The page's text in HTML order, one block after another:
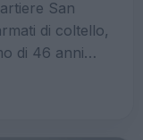
San
di coltello,
di 46 anni…